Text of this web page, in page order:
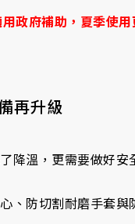
政府補助，夏季使用
再升級
降溫，更需要做好安
、防切割耐磨手套